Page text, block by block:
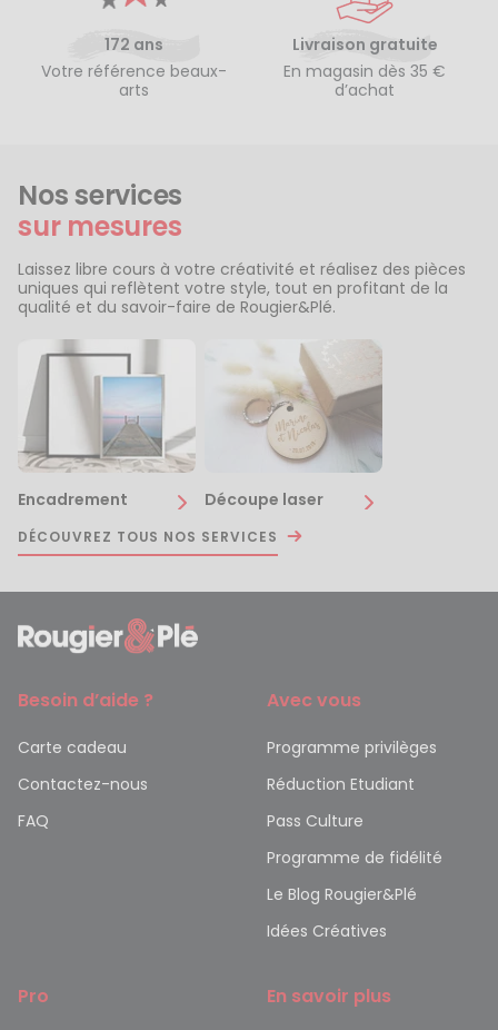
172 ans
Votre référence beaux-
arts
Livraison gratuite
En magasin dès 35 €
d’achat
Nos services
sur mesures
Laissez libre cours à votre créativité et réalisez des pièces
uniques qui reflètent votre style, tout en profitant de la
qualité et du savoir-faire de Rougier&Plé.
Encadrement Découpe laser
DÉCOUVREZ TOUS NOS SERVICES
Besoin d’aide ?
Carte cadeau
Contactez-nous
FAQ
Avec vous
Programme privilèges
Réduction Etudiant
Pass Culture
Programme de fidélité
Le Blog Rougier&Plé
Idées Créatives
Pro En savoir plus